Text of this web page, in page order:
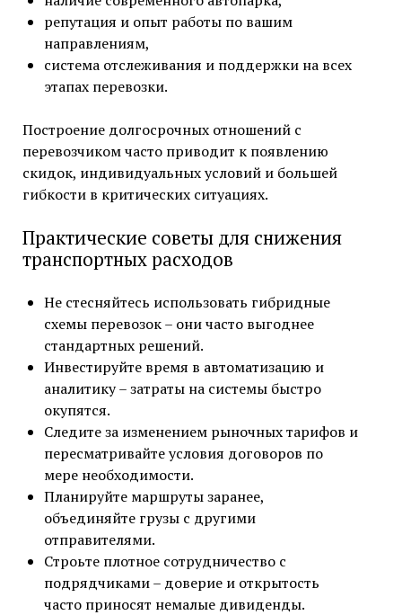
репутация и опыт работы по вашим
направлениям,
система отслеживания и поддержки на всех
этапах перевозки.
Построение долгосрочных отношений с
перевозчиком часто приводит к появлению
скидок, индивидуальных условий и большей
гибкости в критических ситуациях.
Практические советы для снижения
транспортных расходов
Не стесняйтесь использовать гибридные
схемы перевозок – они часто выгоднее
стандартных решений.
Инвестируйте время в автоматизацию и
аналитику – затраты на системы быстро
окупятся.
Следите за изменением рыночных тарифов и
пересматривайте условия договоров по
мере необходимости.
Планируйте маршруты заранее,
объединяйте грузы с другими
отправителями.
Строьте плотное сотрудничество с
подрядчиками – доверие и открытость
часто приносят немалые дивиденды.